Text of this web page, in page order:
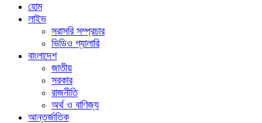
হোম
লাইভ
সরাসরি সম্প্রচার
ভিডিও গ্যালারি
বাংলাদেশ
জাতীয়
সরকার
রাজনীতি
অর্থ ও বাণিজ্য
আন্তর্জাতিক